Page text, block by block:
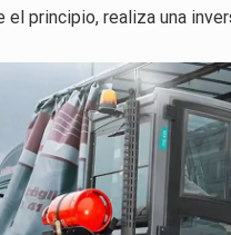
principio, realiza una